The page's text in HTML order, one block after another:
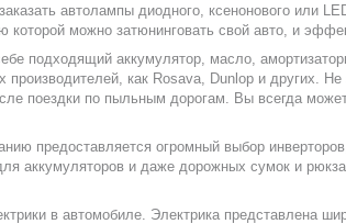
автолампы диодного, ксенонового или
можно затюнинговать свой авто, и
подходящий аккумулятор, масло,
как Rosava, Dunlop и других.
поездки по пыльным дорогам. Вы всегда
предоставляется огромный выбор
аккумуляторов и даже дорожных сумок и
в автомобиле. Электрика представлена